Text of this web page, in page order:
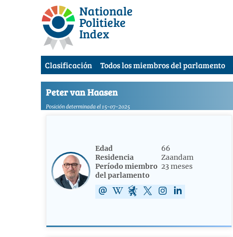
Nationale
Politieke
Index
Clasificación Todos los miembros del parlamento
Peter van Haasen
Posición determinada el 15-07-2025
Edad
66
Residencia
Zaandam
Período miembro
del parlamento
23 meses